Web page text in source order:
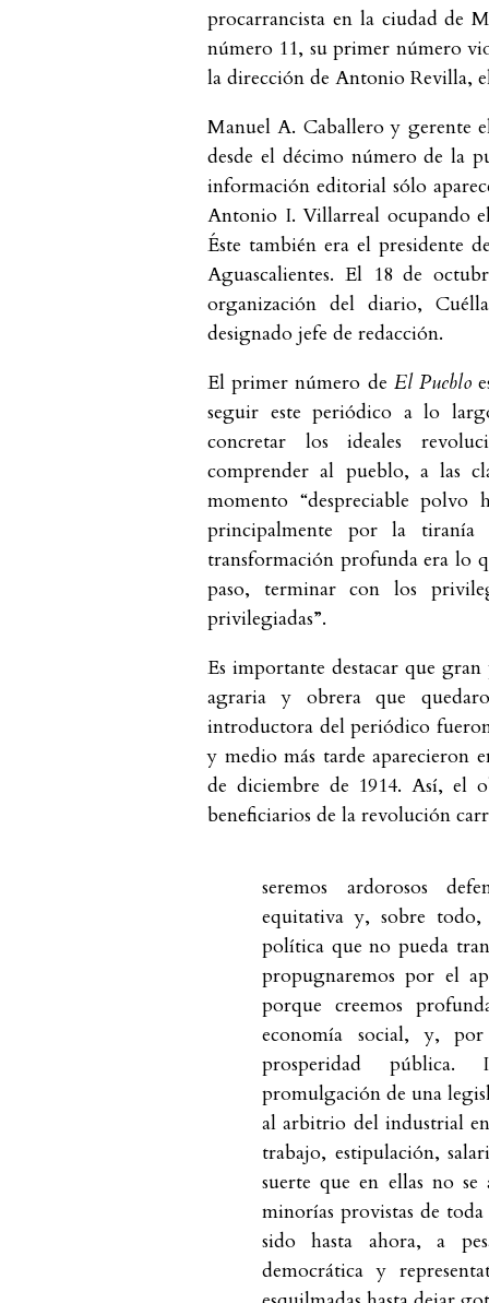
procarrancista en la ciudad de
número 11, su primer número
la dirección de Antonio Revilla,
Manuel A. Caballero y gerente
desde el décimo número de la
información editorial sólo
Antonio I. Villarreal ocupando
Éste también era el presidente
Aguascalientes. El 18 de
organización del diario,
designado jefe de redacción.
El primer número de El Pueblo
seguir este periódico a lo
concretar los ideales
comprender al pueblo, a las
momento “despreciable polvo
principalmente por la
transformación profunda era lo
paso, terminar con los
privilegiadas”.
Es importante destacar que
agraria y obrera que
introductora del periódico
y medio más tarde aparecieron
de diciembre de 1914. Así, el
beneficiarios de la revolución
seremos ardorosos
equitativa y, sobre todo,
política que no pueda
propugnaremos por el
porque creemos
economía social, y,
prosperidad pública.
promulgación de una
al arbitrio del industrial
trabajo, estipulación,
suerte que en ellas no
minorías provistas de
sido hasta ahora, a
democrática y